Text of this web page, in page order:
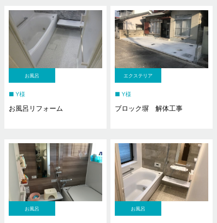
お風呂
Y様
お風呂リフォーム
エクステリア
Y様
ブロック塀 解体工事
お風呂 お風呂